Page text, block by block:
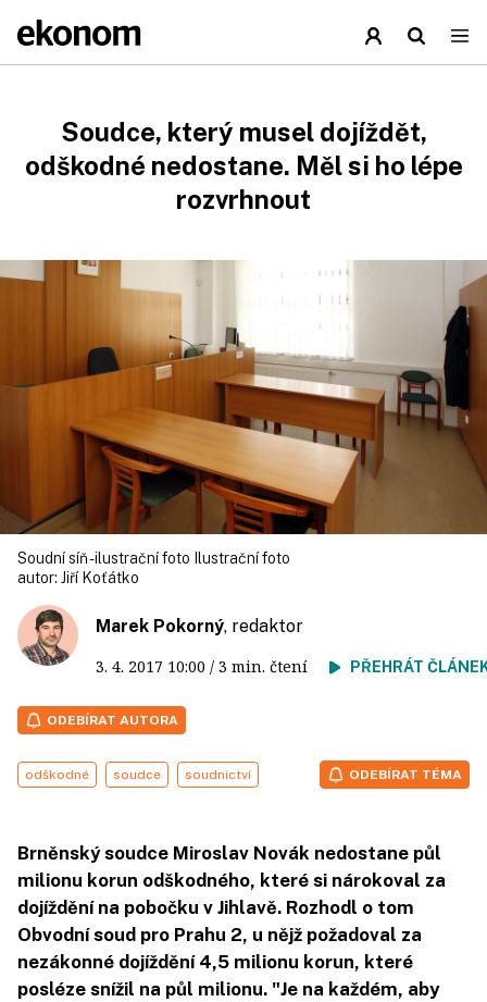
Soudce, který musel dojíždět,
odškodné nedostane. Měl si ho lépe
rozvrhnout
Soudní síň - ilustrační foto Ilustrační foto
autor: Jiří Koťátko
Marek Pokorný, redaktor
3. 4. 2017 10:00 / 3 min. čtení PŘEHRÁT
ODEBÍRAT AUTORA
odškodné soudce soudnictví ODEBÍRAT TÉMA
Brněnský soudce Miroslav Novák nedostane půl
milionu korun odškodného, které si nárokoval za
dojíždění na pobočku v Jihlavě. Rozhodl o tom
Obvodní soud pro Prahu 2, u nějž požadoval za
nezákonné dojíždění 4,5 milionu korun, které
posléze snížil na půl milionu. "Je na každém, aby